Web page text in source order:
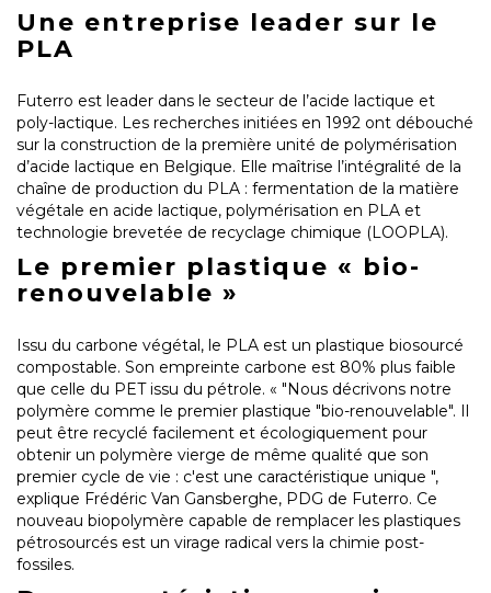
Une entreprise leader sur le
PLA
Futerro est leader dans le secteur de l’acide lactique et
poly-lactique. Les recherches initiées en 1992 ont débouché
sur la construction de la première unité de polymérisation
d’acide lactique en Belgique. Elle maîtrise l’intégralité de la
chaîne de production du PLA : fermentation de la matière
végétale en acide lactique, polymérisation en PLA et
technologie brevetée de recyclage chimique (LOOPLA).
Le premier plastique « bio-
renouvelable »
Issu du carbone végétal, le PLA est un plastique biosourcé
compostable. Son empreinte carbone est 80% plus faible
que celle du PET issu du pétrole. « "Nous décrivons notre
polymère comme le premier plastique "bio-renouvelable". Il
peut être recyclé facilement et écologiquement pour
obtenir un polymère vierge de même qualité que son
premier cycle de vie : c'est une caractéristique unique ",
explique Frédéric Van Gansberghe, PDG de Futerro. Ce
nouveau biopolymère capable de remplacer les plastiques
pétrosourcés est un virage radical vers la chimie post-
fossiles.